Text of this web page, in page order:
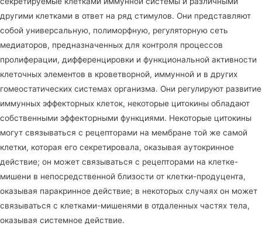
другими клетками в ответ на ряд стимулов. Они представляют
собой универсальную, полиморфную, регуляторную сеть
медиаторов, предназначенных для контроля процессов
пролиферации, дифференцировки и функциональной активности
клеточных элементов в кроветворной, иммунной и в других
гомеостатических системах организма. Они регулируют развитие
иммунных эффекторных клеток, некоторые цитокины обладают
собственными эффекторными функциями. Некоторые цитокины
могут связываться с рецепторами на мембране той же самой
клетки, которая его секретировала, оказывая аутокринное
действие; он может связываться с рецепторами на клетке-
мишени в непосредственной близости от клетки-продуцента,
оказывая паракринное действие; в некоторых случаях он может
связываться с клетками-мишенями в отдаленных частях тела,
оказывая системное действие.